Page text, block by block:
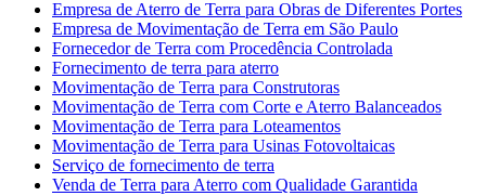
Empresa de Aterro de Terra para Obras de Diferentes Portes
Empresa de Movimentação de Terra em São Paulo
Fornecedor de Terra com Procedência Controlada
Fornecimento de terra para aterro
Movimentação de Terra para Construtoras
Movimentação de Terra com Corte e Aterro Balanceados
Movimentação de Terra para Loteamentos
Movimentação de Terra para Usinas Fotovoltaicas
Serviço de fornecimento de terra
Venda de Terra para Aterro com Qualidade Garantida